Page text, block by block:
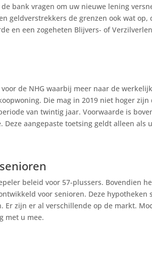
bank vragen om uw nieuwe lening
geldverstrekkers de grenzen ook wat op,
en een zogeheten Blijvers- of
de NHG waarbij meer naar de
Die mag in 2019 niet hoger zijn
van twintig jaar. Voorwaarde is
aangepaste toetsing geldt alleen als
beleid voor 57-plussers. Bovendien
voor senioren. Deze hypotheken
Er zijn er al verschillende op de markt.
met u mee.